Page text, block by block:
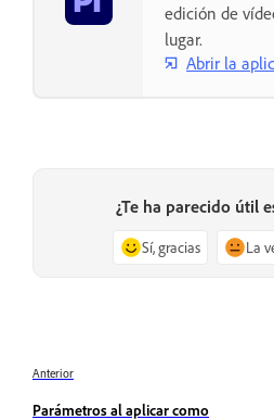
edición de
lugar.
Abrir la
¿Te ha parecido útil
Sí, gracias La
Anterior
Parámetros al aplicar como